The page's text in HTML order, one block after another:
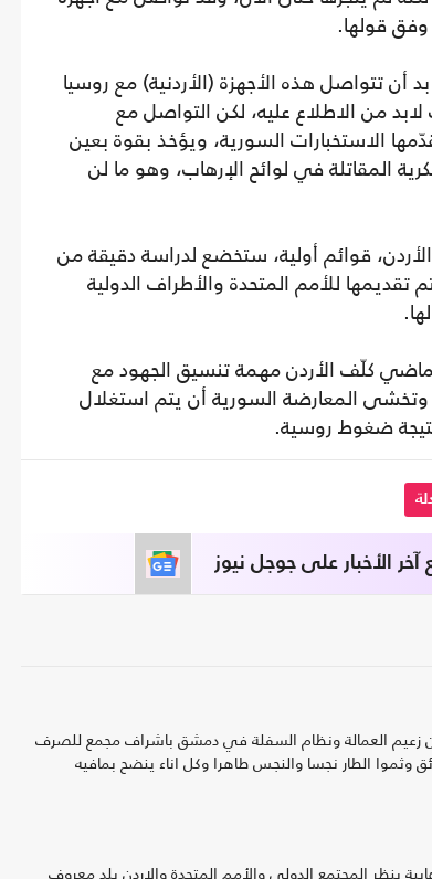
قولها.
أن تتواصل هذه الأجهزة (الأردنية) مع روسيا
من الاطلاع عليه، لكن التواصل مع
الاستخبارات السورية، ويؤخذ بقوة بعين
المقاتلة في لوائح الإرهاب، وهو ما لن
قوائم أولية، ستخضع لدراسة دقيقة من
تقديمها للأمم المتحدة والأطراف الدولية
الثاني/ نوفمبر الماضي كلّف الأردن مهمة تنسيق الجهود مع
وتخشى المعارضة السورية أن يتم استغلال
نتيجة ضغوط روسية.
آخر الأخبار على جوجل نيوز
زعيم العمالة ونظام السفلة في دمشق باشراف مجمع للصرف
الطار نجسا والنجس طاهرا وكل اناء ينضح بمافيه
بنظر المجتمع الدولي والأمم المتحدة والاردن بلد معروف